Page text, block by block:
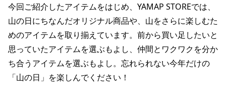
今回ご紹介したアイテムをはじめ、YAMAP STOREでは、
山の日にちなんだオリジナル商品や、山をさらに楽しむた
めのアイテムを取り揃えています。前から買い足したいと
思っていたアイテムを選ぶもよし、仲間とワクワクを分か
ち合うアイテムを選ぶもよし。忘れられない今年だけの
「山の日」を楽しんでください！